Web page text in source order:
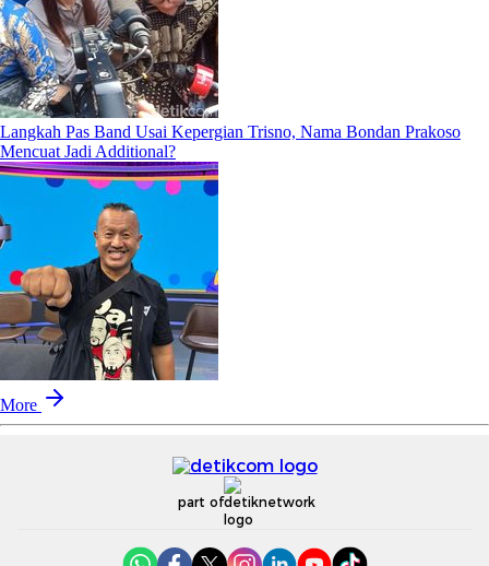
Langkah Pas Band Usai Kepergian Trisno, Nama Bondan Prakoso
Mencuat Jadi Additional?
More
part of